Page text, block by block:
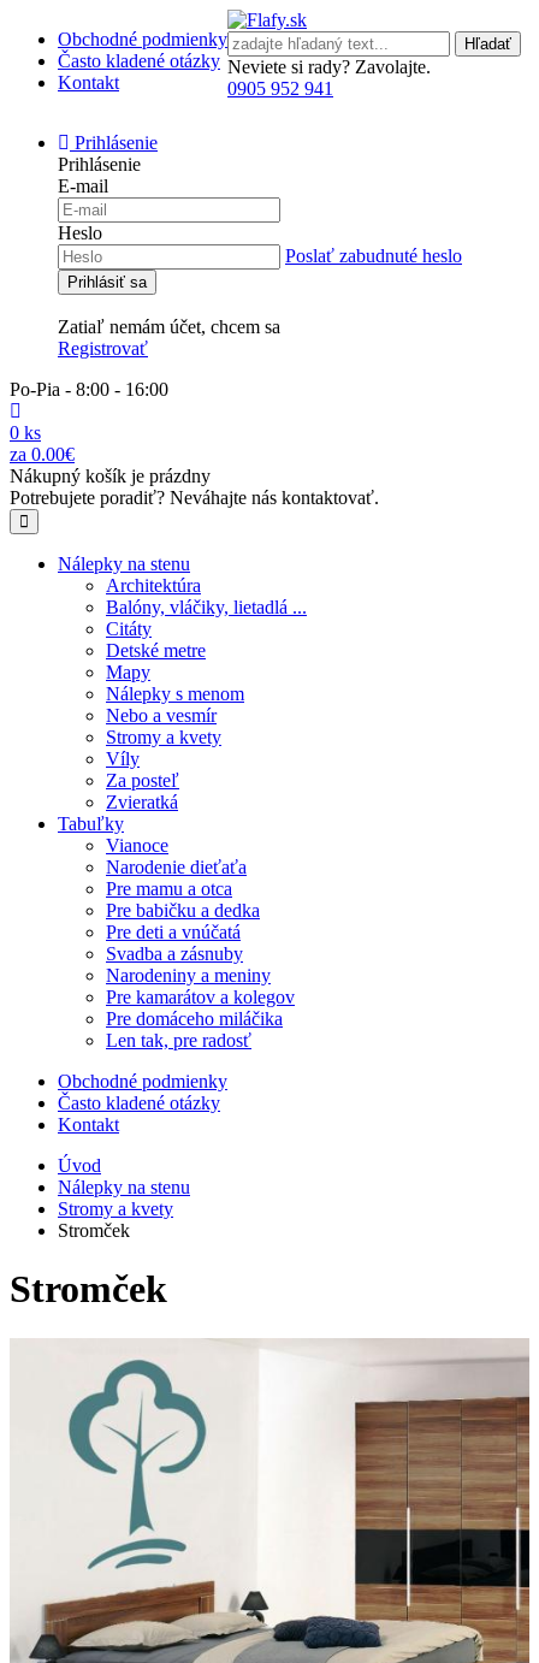
Obchodné podmienky
Často kladené otázky
Kontakt
Prihlásenie
Prihlásenie
E-mail
Heslo
Poslať zabudnuté heslo
Zatiaľ nemám účet, chcem sa
Registrovať
Hľadať
Neviete si rady? Zavolajte.
0905 952 941
Po-Pia - 8:00 - 16:00
0 ks
za 0.00€
Nákupný košík je prázdny
Potrebujete poradiť? Neváhajte nás kontaktovať.
Nálepky na stenu
Architektúra
Balóny, vláčiky, lietadlá ...
Citáty
Detské metre
Mapy
Nálepky s menom
Nebo a vesmír
Stromy a kvety
Víly
Za posteľ
Zvieratká
Tabuľky
Vianoce
Narodenie dieťaťa
Pre mamu a otca
Pre babičku a dedka
Pre deti a vnúčatá
Svadba a zásnuby
Narodeniny a meniny
Pre kamarátov a kolegov
Pre domáceho miláčika
Len tak, pre radosť
Obchodné podmienky
Často kladené otázky
Kontakt
Úvod
Nálepky na stenu
Stromy a kvety
Stromček
Stromček